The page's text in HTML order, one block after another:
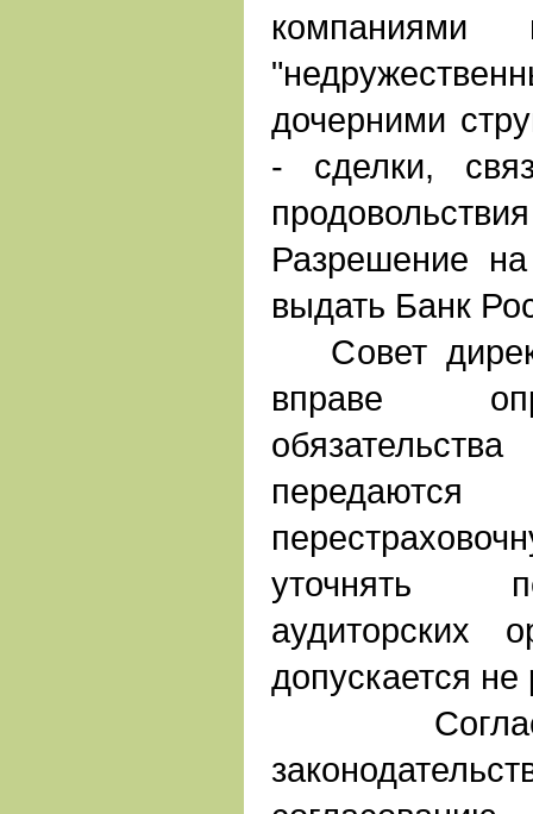
дочерними
- сделки,
Разрешение
выдать Банк
Совет
вправе
уточнять
аудиторских
допускается не